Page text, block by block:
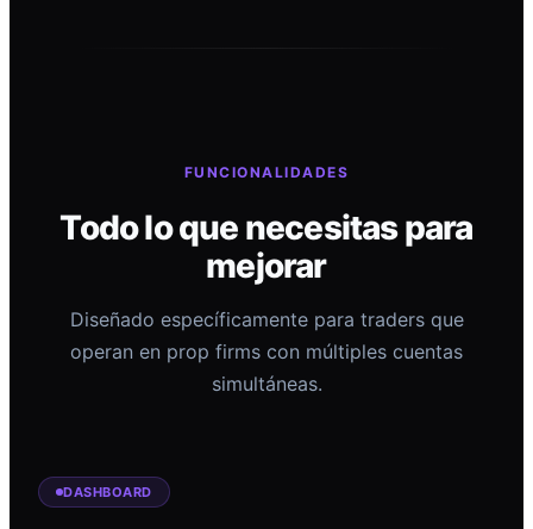
FUNCIONALIDADES
Todo lo que necesitas para
mejorar
Diseñado específicamente para traders que
operan en prop firms con múltiples cuentas
simultáneas.
DASHBOARD